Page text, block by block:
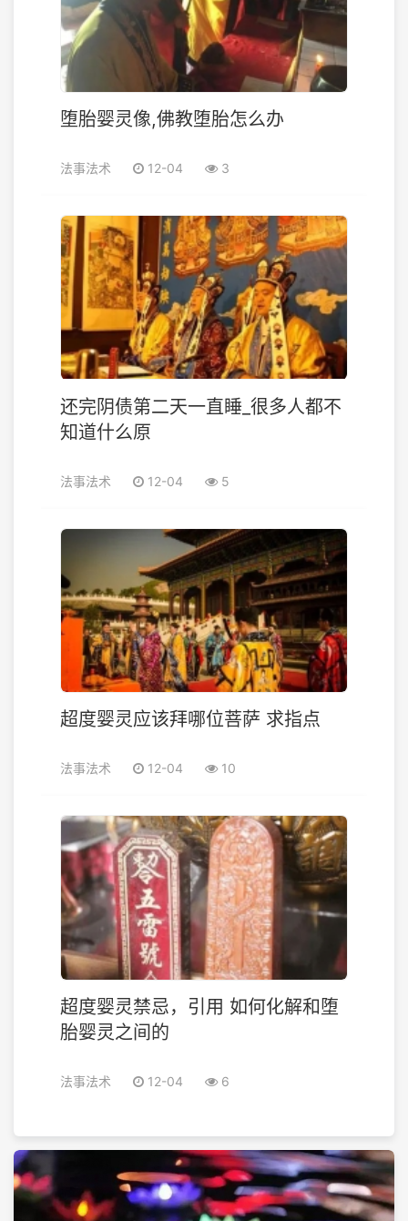
堕胎婴灵像,佛教堕胎怎么办
法事法术 12-04 3
还完阴债第二天一直睡_很多人都不
知道什么原
法事法术 12-04 5
超度婴灵应该拜哪位菩萨 求指点
法事法术 12-04 10
超度婴灵禁忌，引用 如何化解和堕
胎婴灵之间的
法事法术 12-04 6